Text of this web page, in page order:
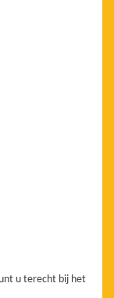
u terecht bij het